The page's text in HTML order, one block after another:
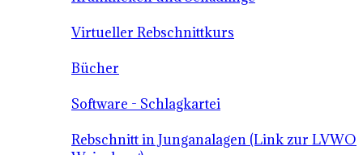
Virtueller Rebschnittkurs
Bücher
Software - Schlagkartei
Rebschnitt in Junganalagen (Link zur LVWO